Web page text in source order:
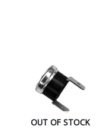
OUT OF STOCK